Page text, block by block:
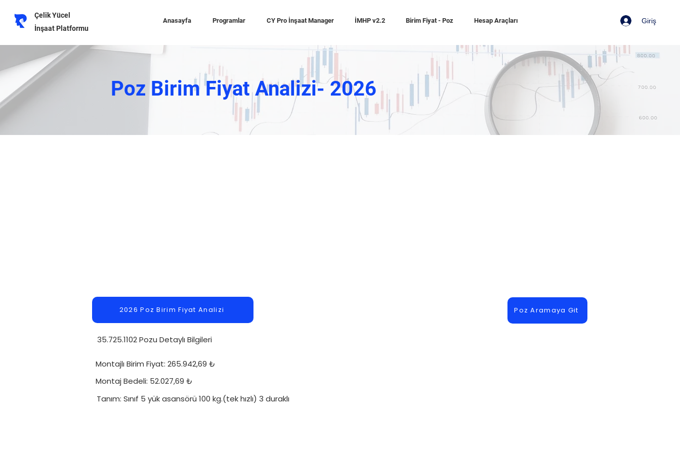
Çelik Yücel
İnşaat Platformu
Anasayfa Programlar CY Pro İnşaat Manager İMHP v2.2 Birim Fiyat - Poz Hesap Araçları Giriş
Poz Birim Fiyat Analizi- 2026
2026 Poz Birim Fiyat Analizi Poz Aramaya Git
35.725.1102 Pozu Detaylı Bilgileri
Montajlı Birim Fiyat: 265.942,69 ₺
Montaj Bedeli: 52.027,69 ₺
Tanım: Sınıf 5 yük asansörü 100 kg.(tek hızlı) 3 duraklı